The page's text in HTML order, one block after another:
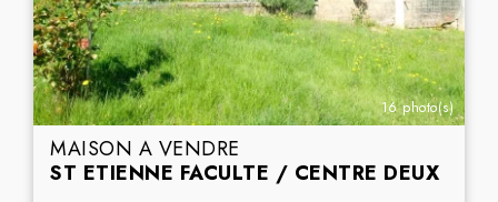
16 photo(s)
MAISON A VENDRE
ST ETIENNE FACULTE / CENTRE DEUX